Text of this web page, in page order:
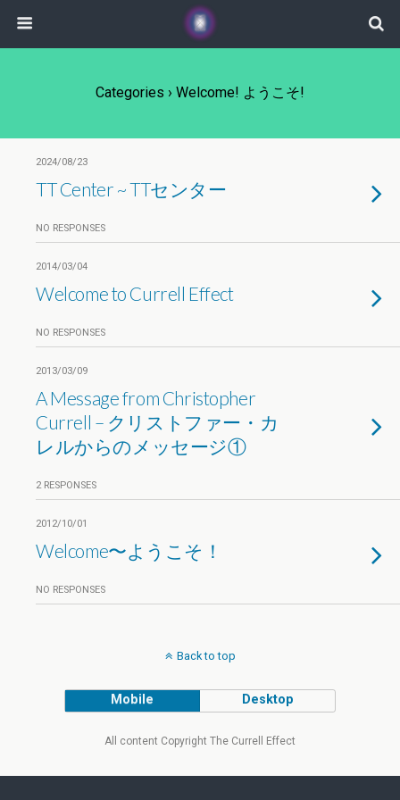
Categories › Welcome! ようこそ!
2024/08/23
TT Center ~ TTセンター
NO RESPONSES
2014/03/04
Welcome to Currell Effect
NO RESPONSES
2013/03/09
A Message from Christopher
Currell – クリストファー・カ
レルからのメッセージ①
2 RESPONSES
2012/10/01
Welcome〜ようこそ！
NO RESPONSES
Back to top
Mobile Desktop
All content Copyright The Currell Effect